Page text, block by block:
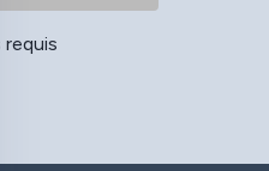
requis